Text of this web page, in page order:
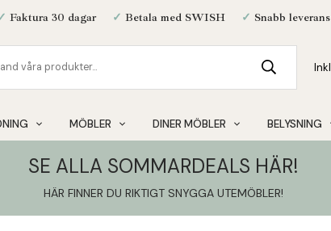
Faktura 30 dagar ✓ Betala med SWISH ✓ Snabb leverans
MÖBLER DINER MÖBLER BELYSNING
SE ALLA SOMMARDEALS HÄR!
HÄR FINNER DU RIKTIGT SNYGGA UTEMÖBLER!